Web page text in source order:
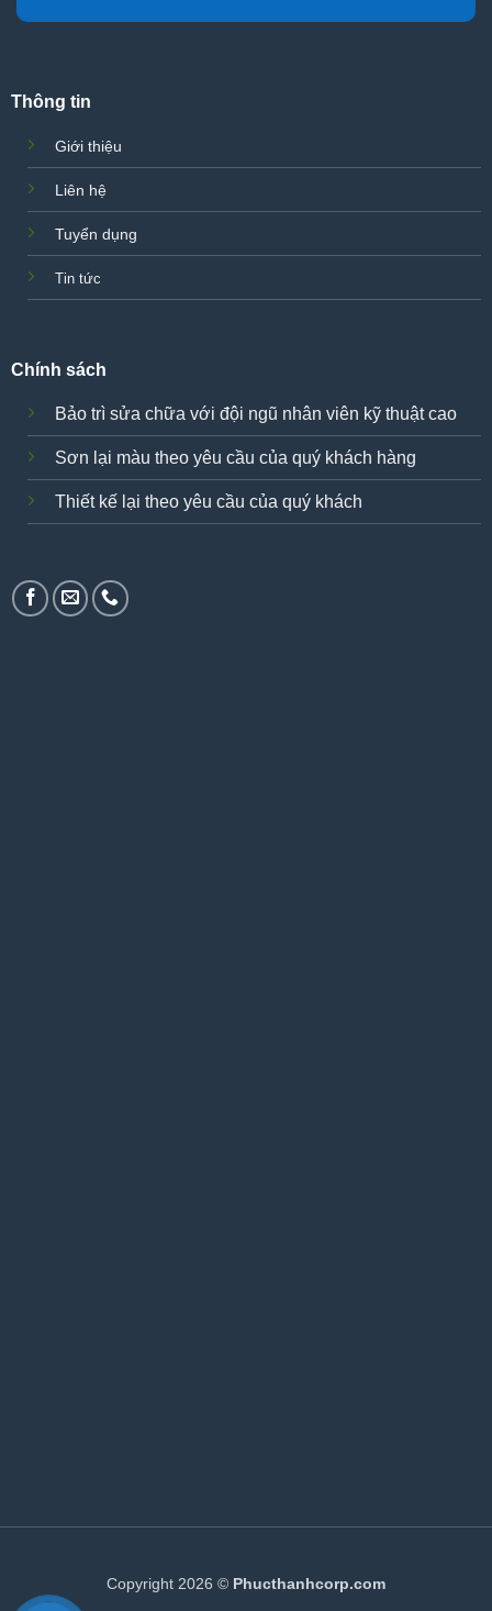
Thông tin
Giới thiệu
Liên hệ
Tuyển dụng
Tin tức
Chính sách
Bảo trì sửa chữa với đội ngũ nhân viên kỹ thuật cao
Sơn lại màu theo yêu cầu của quý khách hàng
Thiết kế lại theo yêu cầu của quý khách
Copyright 2026 © Phucthanhcorp.com